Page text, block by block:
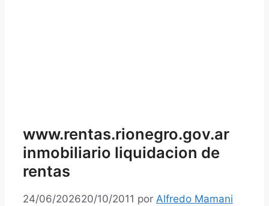
www.rentas.rionegro.gov.ar
inmobiliario liquidacion de
rentas
24/06/202620/10/2011 por Alfredo Mamani